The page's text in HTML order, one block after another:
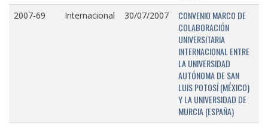
2007-69 Internacional 30/07/2007
CONVENIO MARCO DE
COLABORACIÓN
UNIVERSITARIA
INTERNACIONAL ENTRE
LA UNIVERSIDAD
AUTÓNOMA DE SAN
LUIS POTOSÍ (MÉXICO)
Y LA UNIVERSIDAD DE
MURCIA (ESPAÑA)